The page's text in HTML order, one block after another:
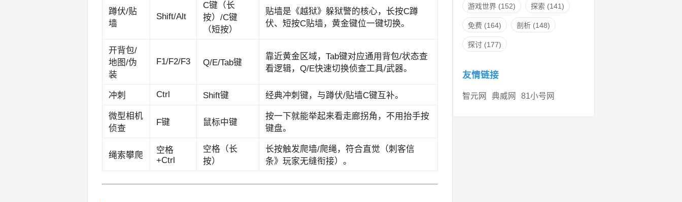
蹲伏/贴
墙
Shift/Alt
C键（长
按）/C键
（短按）
贴墙是《越狱》躲狱警的核心，长按C蹲
伏、短按C贴墙，黄金键位一键切换。
开背包/
地图/伪
装
F1/F2/F3 Q/E/Tab键
靠近黄金区域，Tab键对应通用背包/状态查
看逻辑，Q/E快速切换侦查工具/武器。
冲刺 Ctrl Shift键 经典冲刺键，与蹲伏/贴墙C键互补。
微型相机
侦查
F键 鼠标中键
按一下就能举起来看走廊拐角，不用抬手按
键盘。
绳索攀爬
空格
+Ctrl
空格（长
按）
长按触发爬墙/爬绳，符合直觉（刺客信
条》玩家无缝衔接）。
游戏世界 (152) 探索 (141)
免费 (164) 剖析 (148)
探讨 (177)
友情链接
智元网 典威网 81小号网